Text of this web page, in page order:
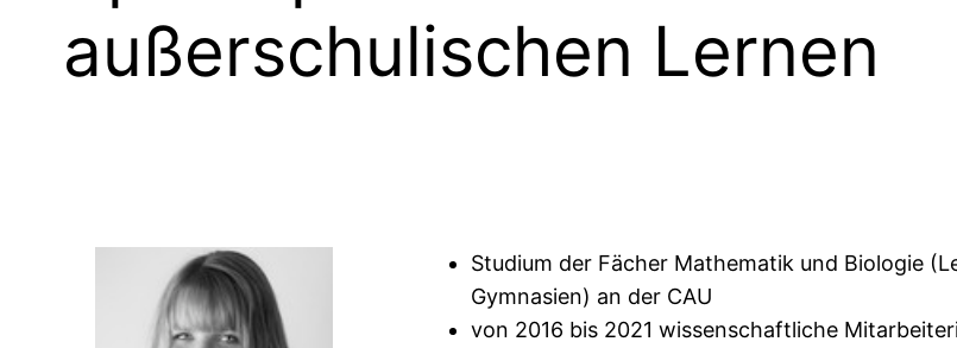
außerschulischen Lernen
Studium der Fächer Mathematik und Biologie
Gymnasien) an der CAU
von 2016 bis 2021 wissenschaftliche